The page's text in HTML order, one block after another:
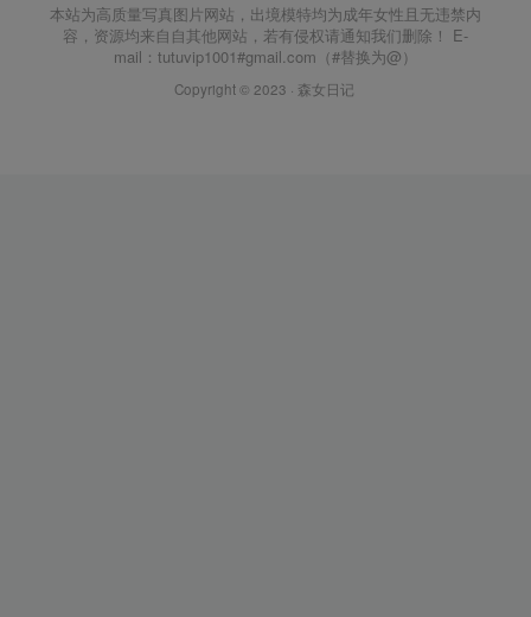
容，资源均来自自其他网站，若有侵权请通知我们删除！ E-
mail：tutuvip1001#gmail.com（#替换为@）
Copyright © 2023 ·森女日记